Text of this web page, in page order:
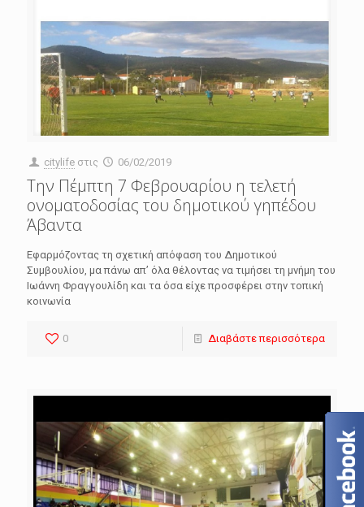
citylife στις 06/02/2019
Την Πέμπτη 7 Φεβρουαρίου η τελετή
ονοματοδοσίας του δημοτικού γηπέδου
Άβαντα
Εφαρμόζοντας τη σχετική απόφαση του Δημοτικού
Συμβουλίου, μα πάνω απ’ όλα θέλοντας να τιμήσει τη μνήμη του
Ιωάννη Φραγγουλίδη και τα όσα είχε προσφέρει στην τοπική
κοινωνία
0 Διαβάστε περισσότερα